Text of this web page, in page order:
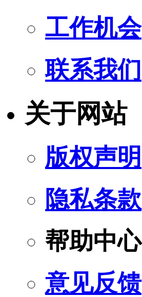
工作机会
联系我们
关于网站
版权声明
隐私条款
帮助中心
意见反馈